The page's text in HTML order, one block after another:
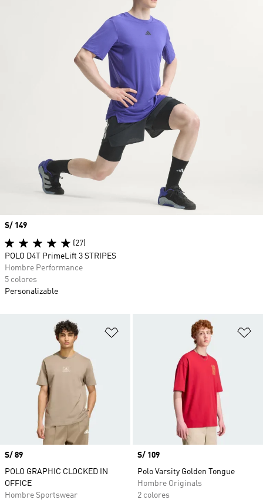
Añadir a la lista de deseos
Precio
S/ 89
POLO GRAPHIC CLOCKED IN
OFFICE
Hombre Sportswear
Precio
S/ 109
Polo Varsity Golden Tongue
Hombre Originals
2 colores
Precio
S/ 149
(27)
POLO D4T PrimeLift 3 STRIPES
Hombre Performance
5 colores
Personalizable